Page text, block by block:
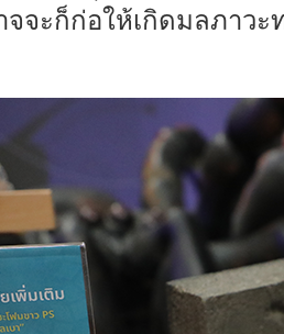
จจะก็ก่อให้เกิดมลภาว